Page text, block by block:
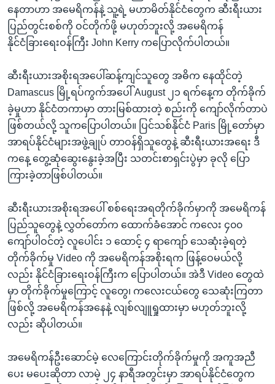
သို့
ကျော်
ရန်
နေတာဟာ အမေရိကန်နဲ့ သူ့ရဲ့ မဟာမိတ်နိုင်ငံတွေက ဆီးရီးယား
ပြည်တွင်းစစ်ကို ဝင်တိုက်ဖို့ မဟုတ်ဘူးလို့ အမေရိကန်
နိုင်ငံခြားရေးဝန်ကြီး John Kerry ကပြောလိုက်ပါတယ်။
ဆီးရီးယားအစိုးရအပေါ်ဆန့်ကျင်သူတွေ အဓိက နေထိုင်တဲ့
Damascus မြို့ရပ်ကွက်အပေါ် August ၂၁ ရက်နေ့က တိုက်ခိုက်
ခဲ့မှုဟာ နိုင်ငံတကာမှာ တားမြစ်ထားတဲ့ စည်းကို ကျော်လိုက်တာပဲ
ဖြစ်တယ်လို့ သူကပြောပါတယ်။ ပြင်သစ်နိုင်ငံ Paris မြို့တော်မှာ
အာရပ်နိုင်ငံများအဖွဲ့ချုပ် တာဝန်ရှိသူတွေနဲ့ ဆီးရီးယားအရေး ဒီ
ကနေ့ တွေ့ဆုံဆွေးနွေးခဲ့အပြီး သတင်းစာရှင်းပွဲမှာ ခုလို ပြော
ကြားခဲ့တာဖြစ်ပါတယ်။
ဆီးရီးယားအစိုးရအပေါ် စစ်ရေးအရတိုက်ခိုက်မှာကို အမေရိကန်
ပြည်သူတွေနဲ့ လွှတ်တော်က ထောက်ခံအောင် ကလေး ၄၀၀
ကျော်ပါဝင်တဲ့ လူပေါင်း ၁ ထောင့် ၄ ရာကျော် သေဆုံးခဲ့ရတဲ့
တိုက်ခိုက်မှု Video ကို အမေရိကန်အစိုးရက ဖြန့်ဝေမယ်လို့
လည်း နိုင်ငံခြားရေးဝန်ကြီးက ပြောပါတယ်။ အဲဒီ Video တွေထဲ
မှာ တိုက်ခိုက်မှုကြောင့် လူတွေ၊ ကလေးငယ်တွေ သေဆုံးကြတာ
ဖြစ်လို့ အမေရိကန်အနေနဲ့ လျစ်လျူရှုထားမှာ မဟုတ်ဘူးလို့
လည်း ဆိုပါတယ်။
အမေရိကန်ဦးဆောင်မဲ့ လေကြောင်းတိုက်ခိုက်မှုကို အကူအညီ
ပေး မပေးဆိုတာ လာမဲ့ ၂၄ နာရီအတွင်းမှာ အာရပ်နိုင်ငံတွေက